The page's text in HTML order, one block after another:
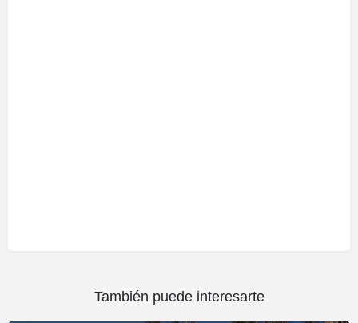
También puede interesarte